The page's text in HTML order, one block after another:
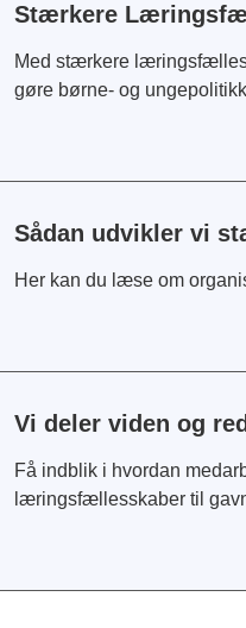
Stærkere
Med stærkere
gøre børne- og
Sådan udvikler vi
Her kan du læse om
Vi deler viden og
Få indblik i hvordan
læringsfællesskaber til